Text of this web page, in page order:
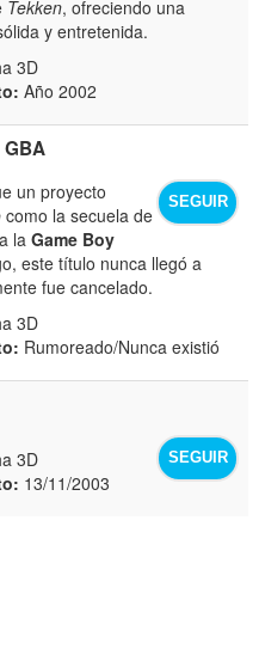
Tekken, ofreciendo una
y entretenida.
3D
Año 2002
GBA
SEGUIR
un proyecto
como la secuela de
laGame Boy
este título nunca llegó a
fue cancelado.
3D
Rumoreado/Nunca existió
SEGUIR
3D
13/11/2003